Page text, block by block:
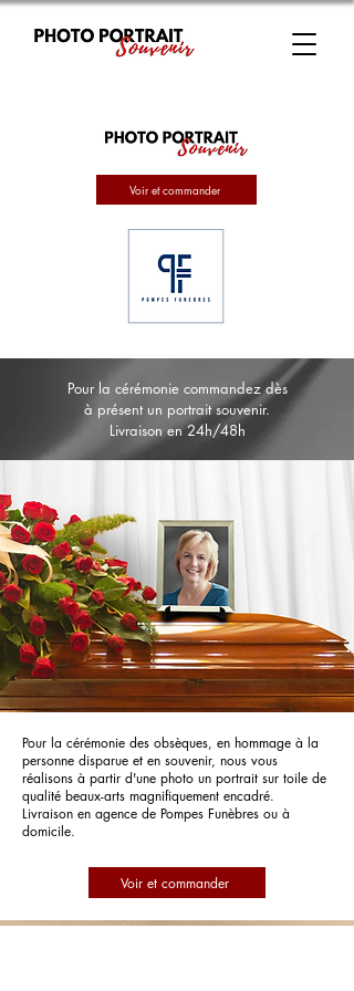
Voir et commander
Pour la cérémonie commandez dès
à présent un portrait souvenir.
Livraison en 24h/48h
Pour la cérémonie des obsèques, en hommage à la
personne disparue et en souvenir, nous vous
réalisons à partir d'une photo un portrait sur toile de
qualité beaux-arts magnifiquement encadré.
Livraison en agence de Pompes Funèbres ou à
domicile.
Voir et commander